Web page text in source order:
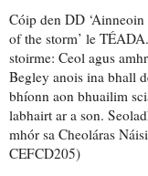
Cóip den DD
of the storm’ le
stoirme: Ceol agus
Begley anois ina bhall
bhíonn aon bhuailim
labhairt ar a son.
mhór sa Cheoláras
CEFCD205)